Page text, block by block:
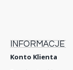
INFORMACJE
Konto Klienta